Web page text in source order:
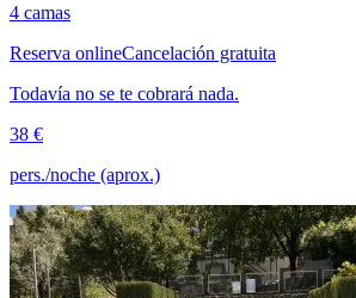
4 camas
Reserva onlineCancelación gratuita
Todavía no se te cobrará nada.
38 €
pers./noche (aprox.)